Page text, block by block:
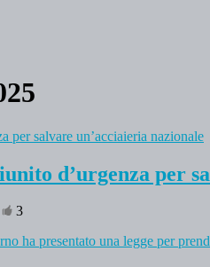
d’urgenza per
3
ha presentato una legge per